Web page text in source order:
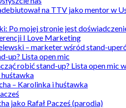
na TTV jako mentor w
Po mojej stronie jest
– marketer wśród stand-
robić stand-up? Lista open mic
– Karolinka i huśtawka
jako Rafał Pacześ (parodia)